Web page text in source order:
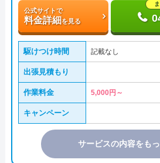
公式サイトで
料金詳細を見る
駆けつけ時間 記載なし
出張見積もり
作業料金 5,000円～
キャンペーン
サービスの内容をも